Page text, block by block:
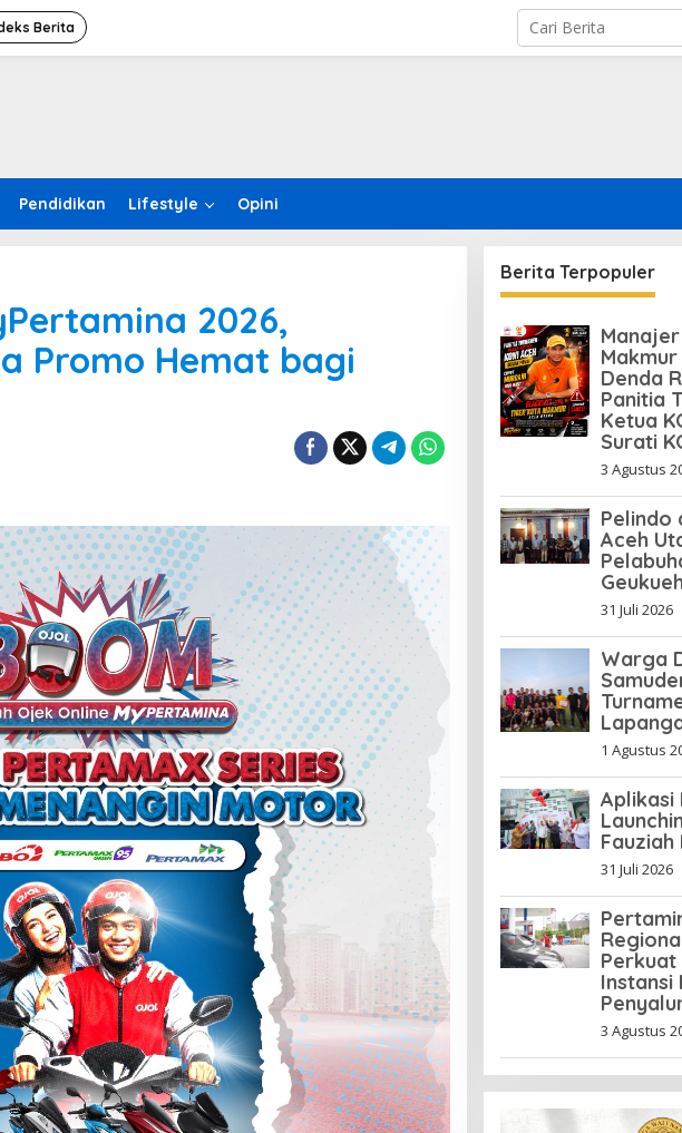
Berita
Pendidikan Lifestyle Opini
2026,
Promo Hemat bagi
Berita Terpopuler
Denda
Panitia
Ketua
Surati
3 Agustus
Pelindo
Aceh
31 Juli 2026
Warga
1 Agustus
Aplikasi
Fauziah
31 Juli 2026
Perkuat
Instansi
3 Agustus